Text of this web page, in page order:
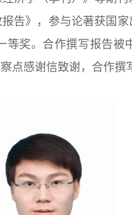
告》，参与论著获国
奖。合作撰写报告被
感谢信致谢，合作撰